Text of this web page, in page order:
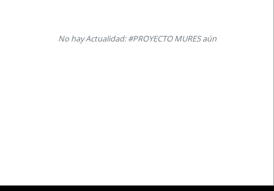
No hay Actualidad: #PROYECTO MURES aún